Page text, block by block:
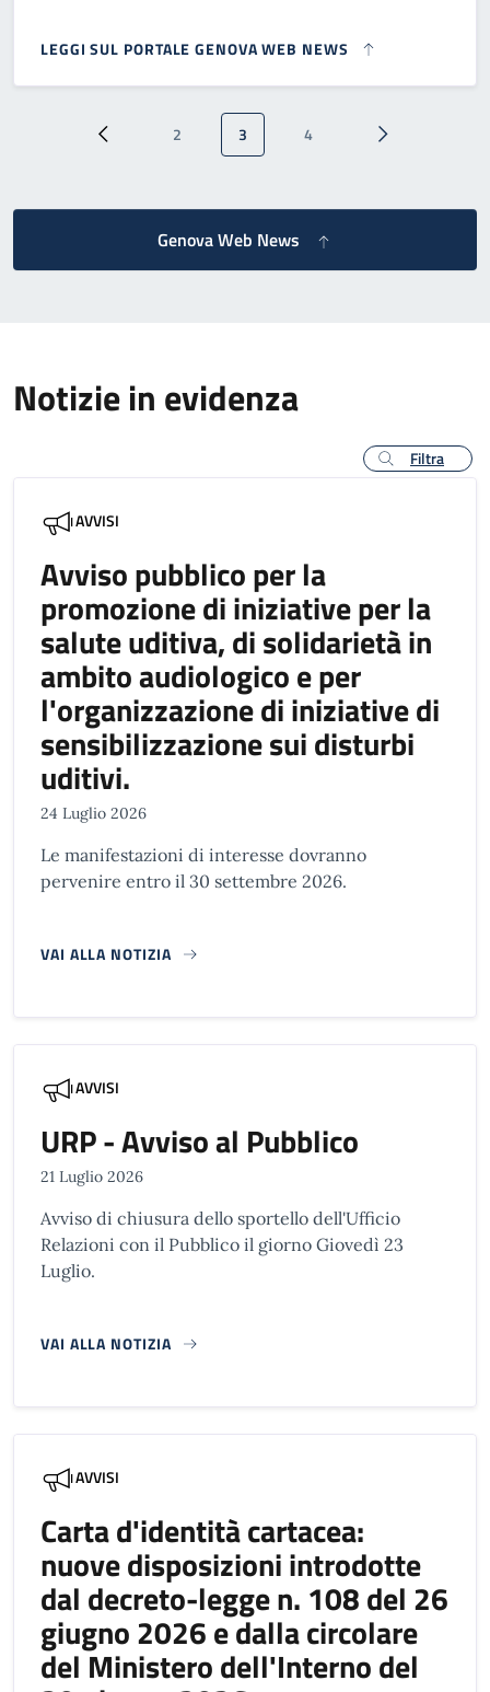
LEGGI SUL PORTALE GENOVA WEB NEWS
Paginazione
Pagina precedente
Pagina
2 Pagina attuale
3 Pagina
4 Pagina
Genova Web News
Notizie in evidenza
Filtra
AVVISI
Avviso pubblico per la
promozione di iniziative per la
salute uditiva, di solidarietà in
ambito audiologico e per
l'organizzazione di iniziative di
sensibilizzazione sui disturbi
uditivi.
24 Luglio 2026
Le manifestazioni di interesse dovranno
pervenire entro il 30 settembre 2026.
VAI ALLA NOTIZIA
AVVISI
URP - Avviso al Pubblico
21 Luglio 2026
Avviso di chiusura dello sportello dell'Ufficio
Relazioni con il Pubblico il giorno Giovedì 23
Luglio.
VAI ALLA NOTIZIA
AVVISI
Carta d'identità cartacea:
nuove disposizioni introdotte
dal decreto-legge n. 108 del 26
giugno 2026 e dalla circolare
del Ministero dell'Interno del